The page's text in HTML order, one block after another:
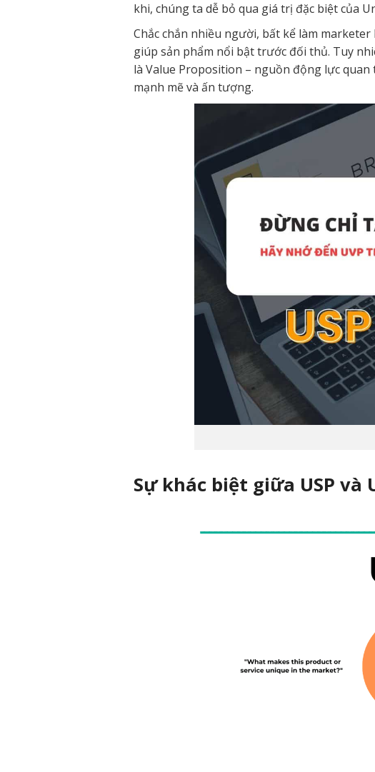
khi, chúng ta dễ bỏ qua giá trị đặc biệt của
Chắc chắn nhiều người, bất kể làm
giúp sản phẩm nổi bật trước đối thủ. Tuy
là Value Proposition – nguồn động lực
mạnh mẽ và ấn tượng.
Sự khác biệt giữa USP và